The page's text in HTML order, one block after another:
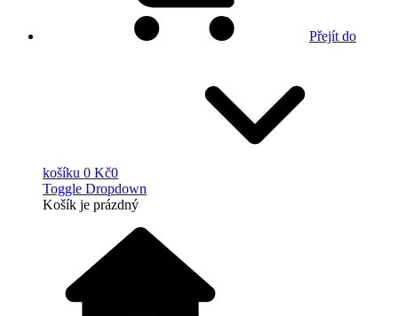
Přejít do
košíku 0 Kč0
Toggle Dropdown
Košík je prázdný